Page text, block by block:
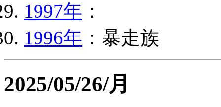
1997年 ：
1996年 ：暴走族
2025/05/26/月